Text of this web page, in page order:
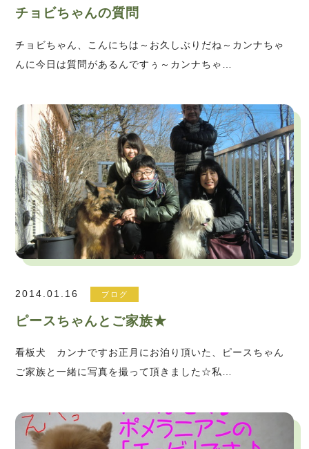
チョビちゃんの質問
チョビちゃん、こんにちは～お久しぶりだね～カンナちゃ
んに今日は質問があるんですぅ～カンナちゃ…
2014.01.16 ブログ
ピースちゃんとご家族★
看板犬 カンナですお正月にお泊り頂いた、ピースちゃん
ご家族と一緒に写真を撮って頂きました☆私…